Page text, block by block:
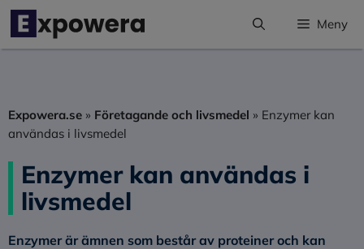
Hoppa
innehåll
Meny
Expowera.se » Företagande och livsmedel » Enzymer kan
användas i livsmedel
Enzymer kan användas i
livsmedel
Enzymer är ämnen som består av proteiner och kan